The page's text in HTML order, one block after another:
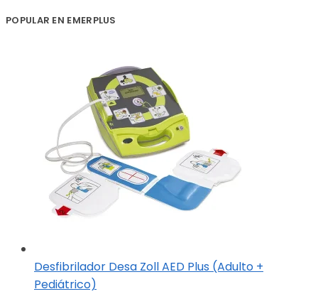
POPULAR EN EMERPLUS
Desfibrilador Desa Zoll AED Plus (Adulto +
Pediátrico)